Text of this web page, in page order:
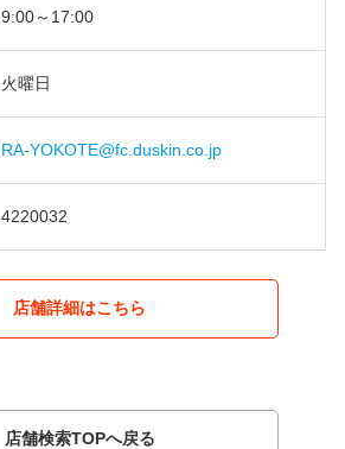
9:00～17:00
火曜日
RA-YOKOTE@fc.duskin.co.jp
4220032
店舗詳細はこちら
店舗検索TOPへ戻る